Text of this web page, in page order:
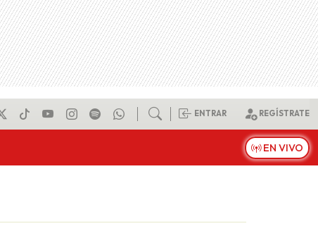
ENTRAR REGÍSTRATE
EN VIVO